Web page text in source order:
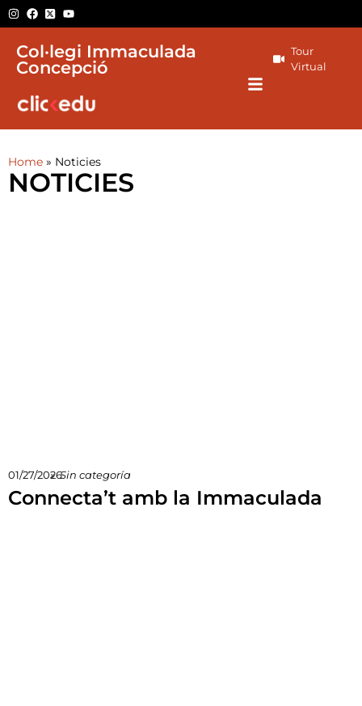
Col·legi Immaculada
Concepció
Tour
Virtual
Home » Noticies
NOTICIES
01/27/2026
»Sin categoría
Connecta’t amb la Immaculada